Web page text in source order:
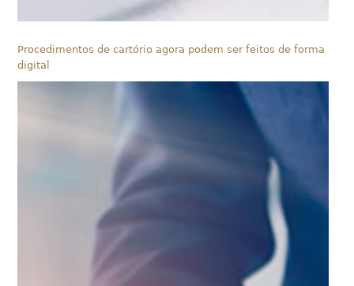
Procedimentos de cartório agora podem ser feitos de forma
digital